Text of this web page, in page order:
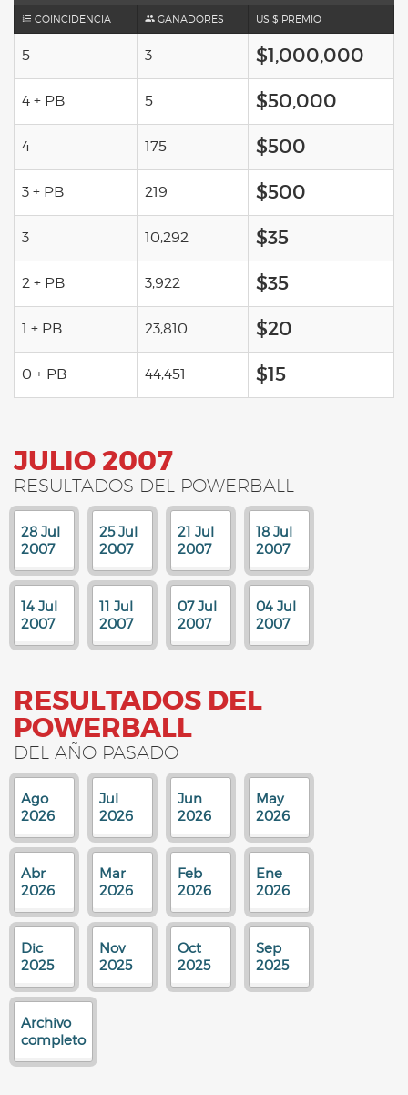
COINCIDENCIA GANADORES US $ PREMIO
5 3 $1,000,000
4 + PB 5 $50,000
4 175 $500
3 + PB 219 $500
3 10,292 $35
2 + PB 3,922 $35
1 + PB 23,810 $20
0 + PB 44,451 $15
JULIO 2007
RESULTADOS DEL POWERBALL
28 Jul
2007
25 Jul
2007
21 Jul
2007
18 Jul
2007
14 Jul
2007
11 Jul
2007
07 Jul
2007
04 Jul
2007
RESULTADOS DEL
POWERBALL
DEL AÑO PASADO
Ago
2026
Jul
2026
Jun
2026
May
2026
Abr
2026
Mar
2026
Feb
2026
Ene
2026
Dic
2025
Nov
2025
Oct
2025
Sep
2025
Archivo
completo